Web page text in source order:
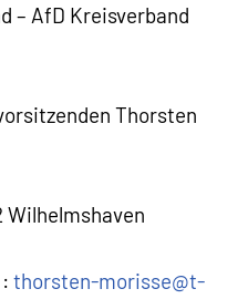
– AfD Kreisverband
Thorsten
Wilhelmshaven
thorsten-morisse@t-